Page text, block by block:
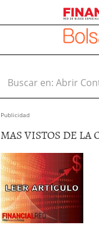
Buscar en:
Publicidad
MAS VISTOS DE LA